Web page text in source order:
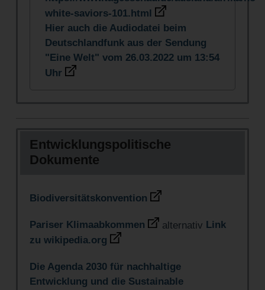
white-saviors-101.html
Hier auch die Audiodatei beim
Deutschlandfunk aus der Sendung
"Eine Welt" vom 26.03.2022 um 13:54
Uhr
Entwicklungspolitische
Dokumente
Biodiversitätskonvention
Pariser Klimaabkommen alternativ Link
zu wikipedia.org
Die Agenda 2030 für nachhaltige
Entwicklung und die Sustainable